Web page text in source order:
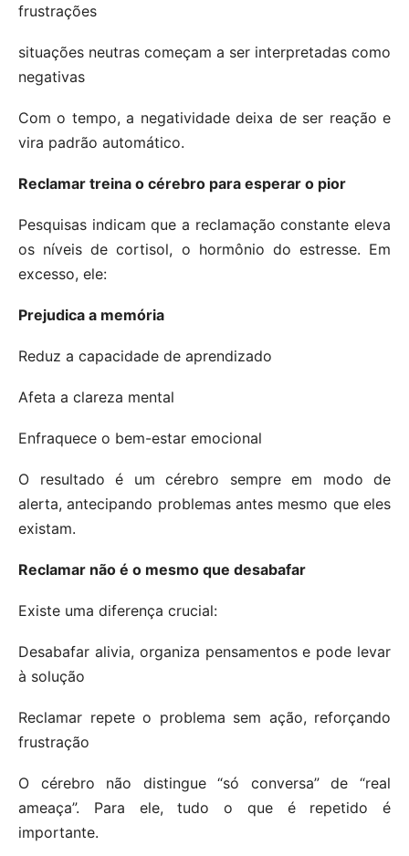
frustrações
situações neutras começam a ser interpretadas como
negativas
Com o tempo, a negatividade deixa de ser reação e
vira padrão automático.
Reclamar treina o cérebro para esperar o pior
Pesquisas indicam que a reclamação constante eleva
os níveis de cortisol, o hormônio do estresse. Em
excesso, ele:
Prejudica a memória
Reduz a capacidade de aprendizado
Afeta a clareza mental
Enfraquece o bem-estar emocional
O resultado é um cérebro sempre em modo de
alerta, antecipando problemas antes mesmo que eles
existam.
Reclamar não é o mesmo que desabafar
Existe uma diferença crucial:
Desabafar alivia, organiza pensamentos e pode levar
à solução
Reclamar repete o problema sem ação, reforçando
frustração
O cérebro não distingue “só conversa” de “real
ameaça”. Para ele, tudo o que é repetido é
importante.